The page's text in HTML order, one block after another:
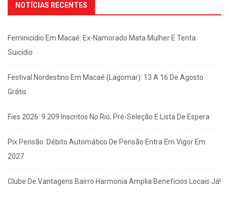
NOTÍCIAS RECENTES
Feminicídio Em Macaé: Ex-Namorado Mata Mulher E Tenta
Suicídio
Festival Nordestino Em Macaé (Lagomar): 13 A 16 De Agosto
Grátis
Fies 2026: 9.209 Inscritos No Rio; Pré-Seleção E Lista De Espera
Pix Pensão: Débito Automático De Pensão Entra Em Vigor Em
2027
Clube De Vantagens Bairro Harmonia Amplia Benefícios Locais Já!